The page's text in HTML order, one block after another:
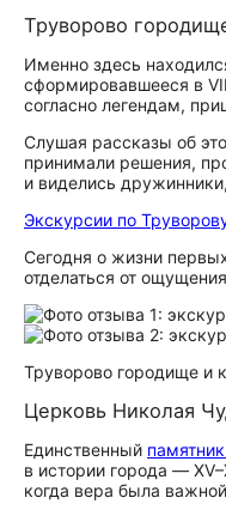
Труворово
Именно здесь
сформировавшееся в
согласно легендам,
Слушая рассказы об
принимали решения,
и виделись
Экскурсии по
Сегодня о жизни
отделаться от
Труворово городище и
Церковь Николая
Единственный
в истории города —
когда вера была